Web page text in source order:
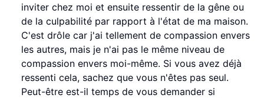
inviter chez moi et ensuite ressentir de la gêne ou
de la culpabilité par rapport à l'état de ma maison.
C'est drôle car j'ai tellement de compassion envers
les autres, mais je n'ai pas le même niveau de
compassion envers moi-même. Si vous avez déjà
ressenti cela, sachez que vous n'êtes pas seul.
Peut-être est-il temps de vous demander si